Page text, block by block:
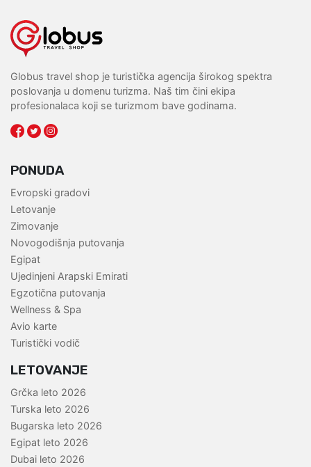
Globus travel shop je turistička agencija širokog spektra
poslovanja u domenu turizma. Naš tim čini ekipa
profesionalaca koji se turizmom bave godinama.
PONUDA
Evropski gradovi
Letovanje
Zimovanje
Novogodišnja putovanja
Egipat
Ujedinjeni Arapski Emirati
Egzotična putovanja
Wellness & Spa
Avio karte
Turistički vodič
LETOVANJE
Grčka leto 2026
Turska leto 2026
Bugarska leto 2026
Egipat leto 2026
Dubai leto 2026